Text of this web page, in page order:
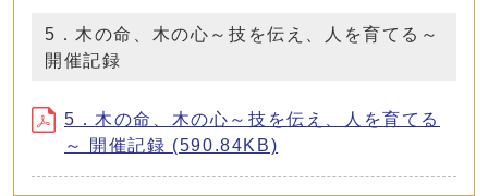
5．木の命、木の心～技を伝え、人を育てる～
開催記録
5．木の命、木の心～技を伝え、人を育てる
～ 開催記録 (590.84KB)